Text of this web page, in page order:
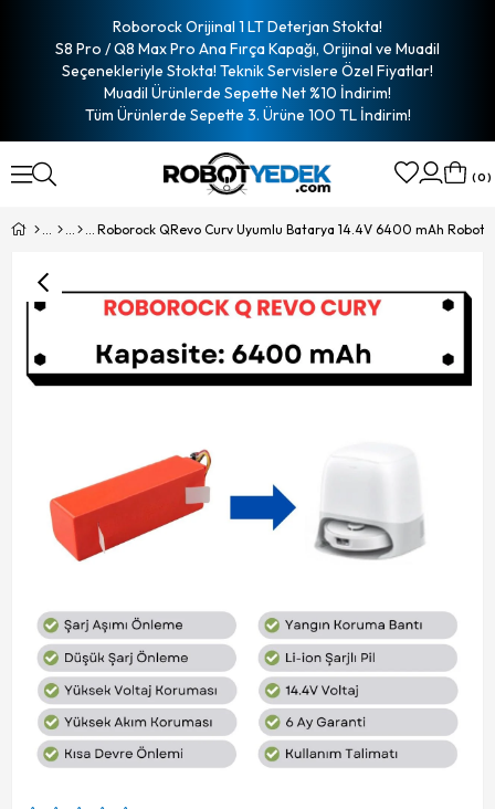
Roborock Orijinal 1 LT Deterjan Stokta!
S8 Pro / Q8 Max Pro Ana Fırça Kapağı, Orijinal ve Muadil
Seçenekleriyle Stokta! Teknik Servislere Özel Fiyatlar!
Muadil Ürünlerde Sepette Net %10 İndirim!
Tüm Ürünlerde Sepette 3. Ürüne 100 TL İndirim!
0
Roborock QRevo Curv Uyumlu Batarya 14.4V 6400 mAh Robot